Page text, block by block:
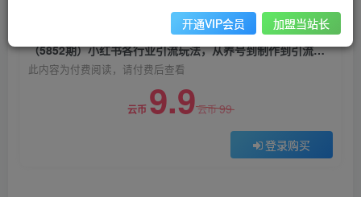
（5852期）小红书各行业引流玩法，从养号到制作到引流等，一条龙分享给你
此内容为付费阅读，请付费后查看
云币 9.9云币99
登录购买
开通VIP会员 加盟当站长